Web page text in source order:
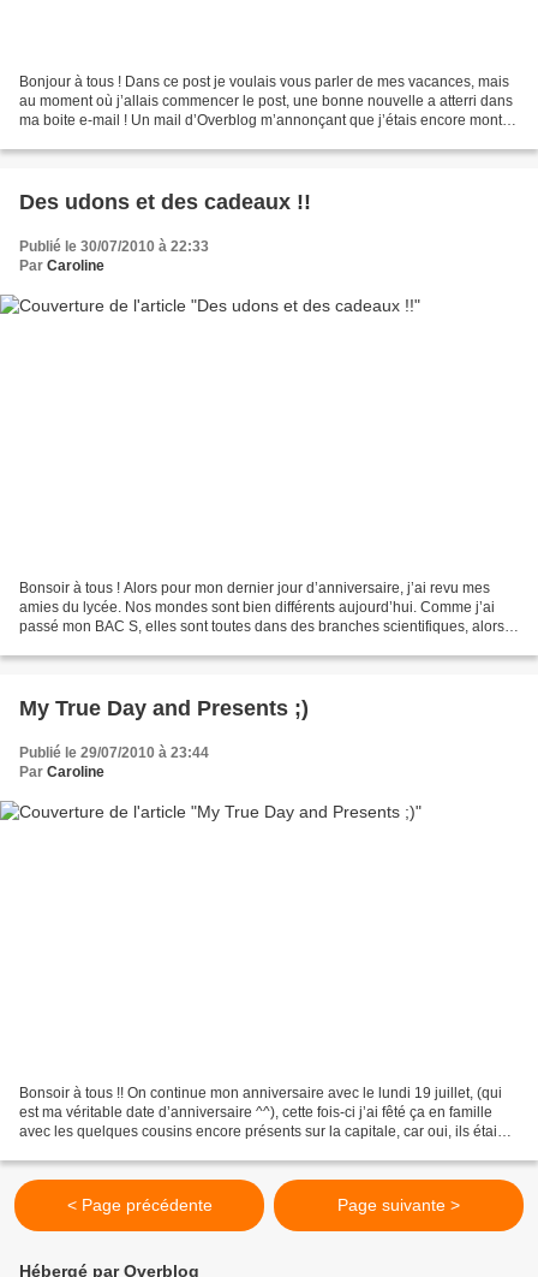
Bonjour à tous ! Dans ce post je voulais vous parler de mes vacances, mais
au moment où j’allais commencer le post, une bonne nouvelle a atterri dans
ma boite e-mail ! Un mail d’Overblog m’annonçant que j’étais encore montée
Des udons et des cadeaux !!
Publié le 30/07/2010 à 22:33
Par Caroline
Bonsoir à tous ! Alors pour mon dernier jour d’anniversaire, j’ai revu mes
amies du lycée. Nos mondes sont bien différents aujourd’hui. Comme j’ai
passé mon BAC S, elles sont toutes dans des branches scientifiques, alors
My True Day and Presents ;)
Publié le 29/07/2010 à 23:44
Par Caroline
Bonsoir à tous !! On continue mon anniversaire avec le lundi 19 juillet, (qui
est ma véritable date d’anniversaire ^^), cette fois-ci j’ai fêté ça en famille
avec les quelques cousins encore présents sur la capitale, car oui, ils étaient
< Page précédente Page suivante >
Hébergé par Overblog